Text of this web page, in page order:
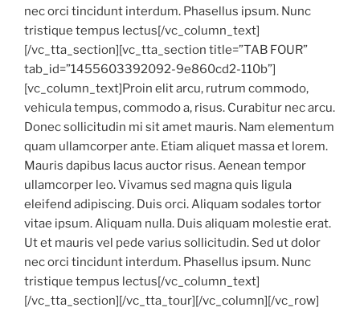
nec orci tincidunt interdum. Phasellus ipsum. Nunc
tristique tempus lectus[/vc_column_text]
[/vc_tta_section][vc_tta_section title=”TAB FOUR”
tab_id=”1455603392092-9e860cd2-110b”]
[vc_column_text]Proin elit arcu, rutrum commodo,
vehicula tempus, commodo a, risus. Curabitur nec arcu.
Donec sollicitudin mi sit amet mauris. Nam elementum
quam ullamcorper ante. Etiam aliquet massa et lorem.
Mauris dapibus lacus auctor risus. Aenean tempor
ullamcorper leo. Vivamus sed magna quis ligula
eleifend adipiscing. Duis orci. Aliquam sodales tortor
vitae ipsum. Aliquam nulla. Duis aliquam molestie erat.
Ut et mauris vel pede varius sollicitudin. Sed ut dolor
nec orci tincidunt interdum. Phasellus ipsum. Nunc
tristique tempus lectus[/vc_column_text]
[/vc_tta_section][/vc_tta_tour][/vc_column][/vc_row]